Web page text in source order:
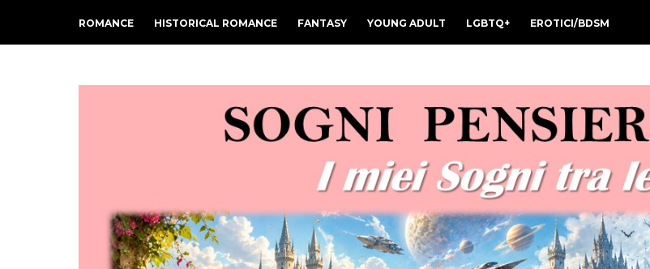
ROMANCE HISTORICAL ROMANCE FANTASY YOUNG ADULT LGBTQ+ EROTICI/BDSM